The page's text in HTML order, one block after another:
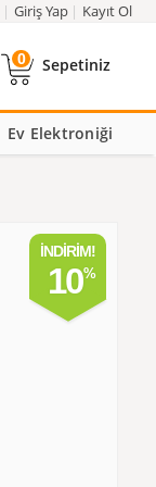
Giriş Yap Kayıt Ol
0 Sepetiniz
Ev Elektroniği
İNDIRIM!
10